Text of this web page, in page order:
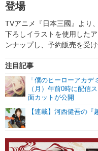
舞台
編集部ブログ・お知らせ
登場
TVアニメ『日本三國』より
下ろしイラストを使用した
ンナップし、予約販売を受け
注目記事
「僕のヒーローアカ
（月）午前0時に配信
面カットが公開
【連載】河西健吾の『